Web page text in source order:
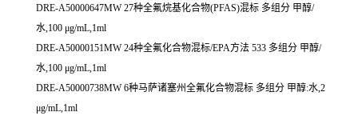
DRE-A50000647MW 27种全氟烷基化合物(PFAS)混标 多组分 甲醇/
水,100 μg/mL,1ml
DRE-A50000151MW 24种全氟化合物混标/EPA方法 533 多组分 甲醇/
水,100 μg/mL,1ml
DRE-A50000738MW 6种马萨诸塞州全氟化合物混标 多组分 甲醇:水,2
μg/mL,1ml